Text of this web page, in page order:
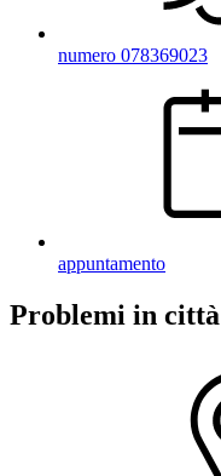
numero 078369023
appuntamento
Problemi in città